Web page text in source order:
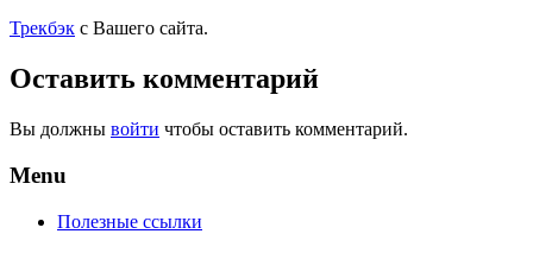
Трекбэк с Вашего сайта.
Оставить комментарий
Вы должны войти чтобы оставить комментарий.
Menu
Полезные ссылки